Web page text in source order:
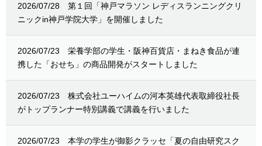
2026/07/28
第１回「神戸マラソン レディスランニングクリ
ニックin神戸学院大学」を開催しました
2026/07/23
栄養学部の学生・阪神百貨店・まねき食品が連
携した「おせち」の商品開発がスタートしました
2026/07/23
株式会社ユーハイムの河本英雄代表取締役社長
がトップランナー特別講義で講義を行いました
2026/07/23
本学の学生が御影クラッセ「夏の自由研究スク